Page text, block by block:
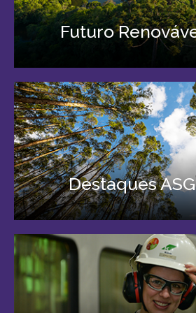
Futuro
Destaques ASG